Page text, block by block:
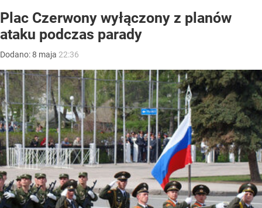
Plac Czerwony wyłączony z planów
ataku podczas parady
Dodano:8 maja 22:36